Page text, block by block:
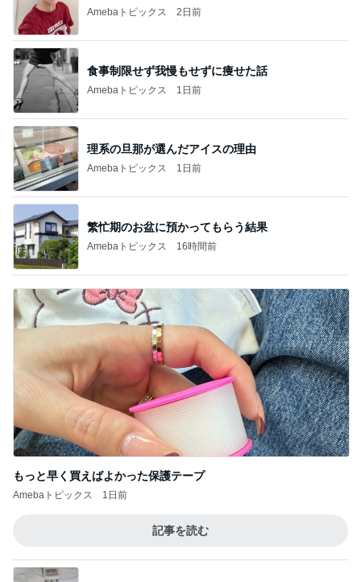
Amebaトピックス 2日前
食事制限せず我慢もせずに痩せた話
Amebaトピックス 1日前
理系の旦那が選んだアイスの理由
Amebaトピックス 1日前
繁忙期のお盆に預かってもらう結果
Amebaトピックス 16時間前
もっと早く買えばよかった保護テープ
Amebaトピックス 1日前
記事を読む